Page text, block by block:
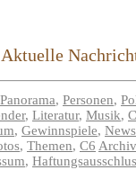
Aktuelle
Panorama, Personen,
, Literatur, Musik,
, Gewinnspiele,
, Themen, C6 Archiv
,